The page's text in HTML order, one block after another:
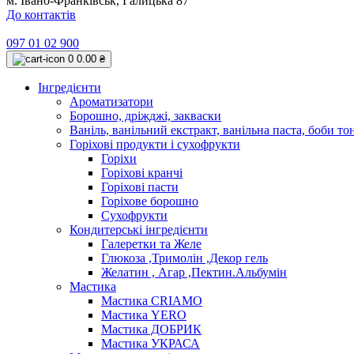
До контактів
097 01 02 900
0 0.00 ₴
Інгредієнти
Ароматизатори
Борошно, дріжджі, закваски
Ваніль, ванільний екстракт, ванільна паста, боби
Горіхові продукти і сухофрукти
Горіхи
Горіхові кранчі
Горіхові пасти
Горіхове борошно
Сухофрукти
Кондитерські інгредієнти
Галеретки та Желе
Глюкоза ,Тримолін ,Декор гель
Желатин , Агар ,Пектин.Альбумін
Мастика
Мастика CRIAMO
Мастика YERO
Мастика ДОБРИК
Мастика УКРАСА